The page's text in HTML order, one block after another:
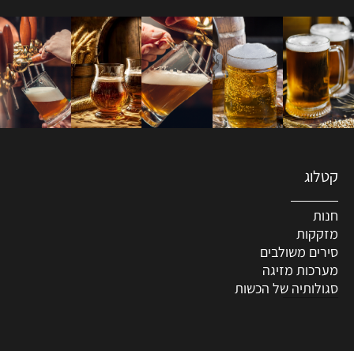
קטלוג
חנות
מזקקות
סירים משולבים
מערכות מזיגה
סגולותיה של הכשות